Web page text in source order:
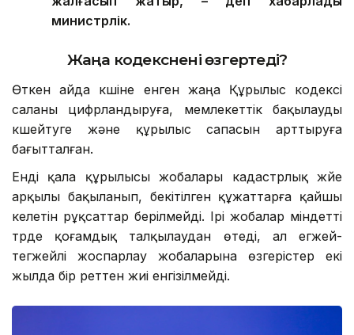
министрлік.
Жаңа кодекснені өзгертеді?
Өткен айда күшіне енген жаңа Құрылыс кодексі
саланы цифрландыруға, мемлекеттік бақылауды
күшейтуге және құрылыс сапасын арттыруға
бағытталған.
Енді қала құрылысы жобалары кадастрлық жүйе
арқылы бақыланып, бекітілген құжаттарға қайшы
келетін рұқсаттар берілмейді. Ірі жобалар міндетті
түрде қоғамдық талқылаудан өтеді, ал егжей-
тегжейлі жоспарлау жобаларына өзгерістер екі
жылда бір реттен жиі енгізілмейді.